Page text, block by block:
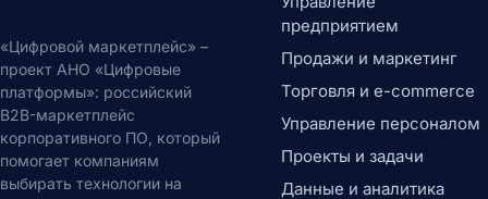
«Цифровой маркетплейс» –
проект АНО «Цифровые
платформы»: российский
B2B-маркетплейс
корпоративного ПО, который
помогает компаниям
выбирать технологии на
предприятием
Продажи и маркетинг
Торговля и e-commerce
Управление персоналом
Проекты и задачи
Данные и аналитика